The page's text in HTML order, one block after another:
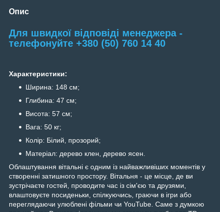
Опис
Для швидкої відповіді менеджера -
телефонуйте +380 (50) 760 14 40
Характеристики:
Ширина: 148 см;
Глибина: 47 см;
Висота: 57 см;
Вага: 50 кг;
Колір: Білий, прозорий;
Матеріал: дерево клен, дерево ясен.
Облаштування вітальні є одним із найважливіших моментів у
створенні затишного простору. Вітальня - це місце, де ви
зустрічаєте гостей, проводите час із сім'єю та друзями,
влаштовуєте посиденьки, спілкуючись, граючи в ігри або
переглядаючи улюблені фільми чи YouTube. Саме з думкою